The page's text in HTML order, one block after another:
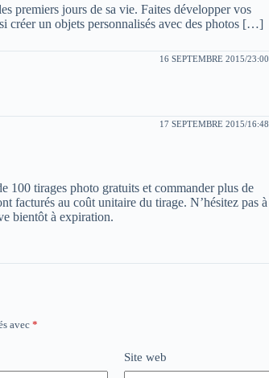
premiers jours de sa vie. Faites développer vos
créer un objets personnalisés avec des photos […]
16 SEPTEMBRE 2015/23:00
17 SEPTEMBRE 2015/16:48
100 tirages photo gratuits et commander plus de
facturés au coût unitaire du tirage. N’hésitez pas à
bientôt à expiration.
avec *
Site web